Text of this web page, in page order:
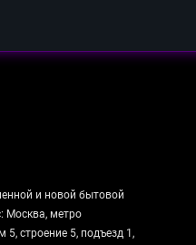
и новой бытовой
Москва, метро
строение 5, подъезд 1,